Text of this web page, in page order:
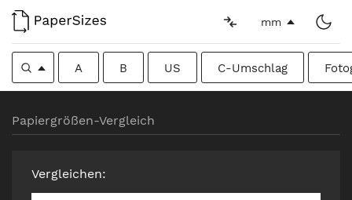
mm
A B US C-Umschlag
Papiergrößen-Vergleich
Vergleichen: